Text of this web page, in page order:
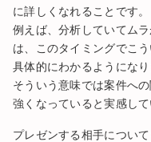
に詳しくなれることです。
例えば、分析していてム
は、このタイミングでこ
具体的にわかるようになり
そういう意味では案件へ
強くなっていると実感して
プレゼンする相手につい